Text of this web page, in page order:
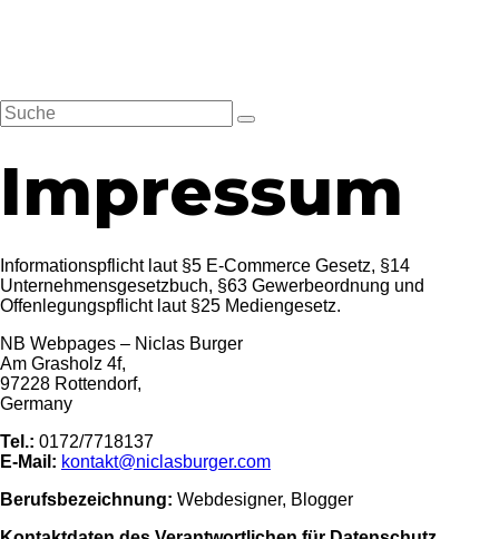
Impressum
Informationspflicht laut §5 E-Commerce Gesetz, §14
Unternehmensgesetzbuch, §63 Gewerbeordnung und
Offenlegungspflicht laut §25 Mediengesetz.
NB Webpages – Niclas Burger
Am Grasholz 4f,
97228 Rottendorf,
Germany
Tel.: 0172/7718137
E-Mail: kontakt@niclasburger.com
Berufsbezeichnung: Webdesigner, Blogger